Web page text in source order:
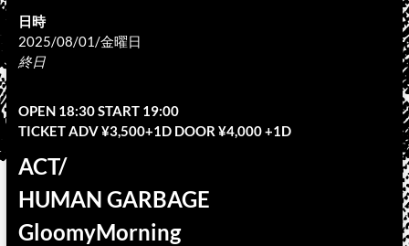
日時
2025/08/01/金曜日
終日
OPEN 18:30 START 19:00
TICKET ADV ¥3,500+1D DOOR ¥4,000 +1D
ACT/
HUMAN GARBAGE
GloomyMorning